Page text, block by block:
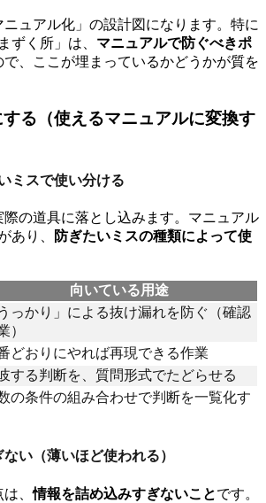
ュアル化」の設計図になります。特に
ずく所」は、 マニュアルで防ぐべきポ
で、ここが埋まっているかどうかが質を
る（使えるマニュアルに変換す
ミスで使い分ける
の道具に落とし込みます。マニュアル
あり、
防ぎたいミスの種類によって使
向いている用途
うっかり」による抜け漏れを防ぐ（確認
）
どおりにやれば再現できる作業
する判断を、質問形式でたどらせる
の条件の組み合わせで判断を一覧化す
い（薄いほど使われる）
は、情報を詰め込みすぎないことです。